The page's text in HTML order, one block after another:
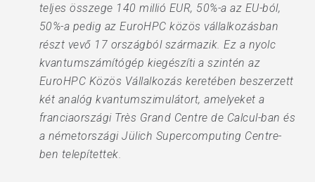
teljes összege 140 millió EUR, 50%-a az EU-ból,
50%-a pedig az EuroHPC közös vállalkozásban
részt vevő 17 országból származik. Ez a nyolc
kvantumszámítógép kiegészíti a szintén az
EuroHPC Közös Vállalkozás keretében beszerzett
két analóg kvantumszimulátort, amelyeket a
franciaországi Très Grand Centre de Calcul-ban és
a németországi Jülich Supercomputing Centre-
ben telepítettek.